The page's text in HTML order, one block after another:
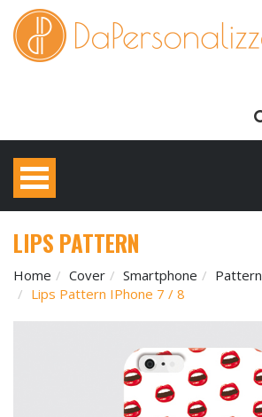
LIPS PATTERN
Home Cover Smartphone
Pattern
Lips Pattern IPhone 7 / 8